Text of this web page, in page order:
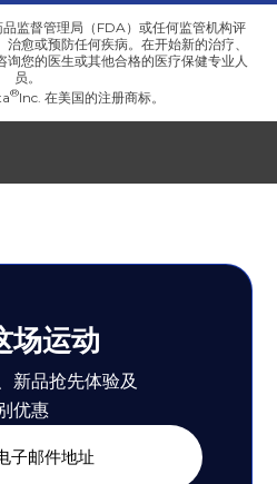
监督管理局（FDA）或任何监管机构评
愈或预防任何疾病。在开始新的治疗、
您的医生或其他合格的医疗保健专业人
员。
Inc. 在美国的注册商标。
场运动
新品抢先体验及
优惠